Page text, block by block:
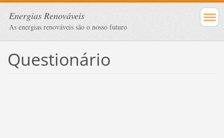
Energias Renováveis
As energias renováveis são o nosso futuro
Questionário